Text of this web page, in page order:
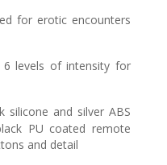
for erotic encounters
levels of intensity for
silicone and silver ABS
PU coated remote
and detail